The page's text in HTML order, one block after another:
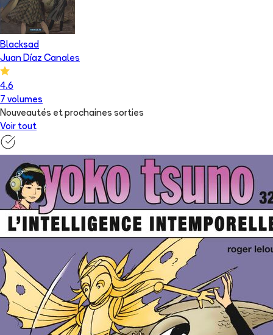
Blacksad
Juan Díaz Canales
4.6
7 volumes
Nouveautés et prochaines sorties
Voir tout